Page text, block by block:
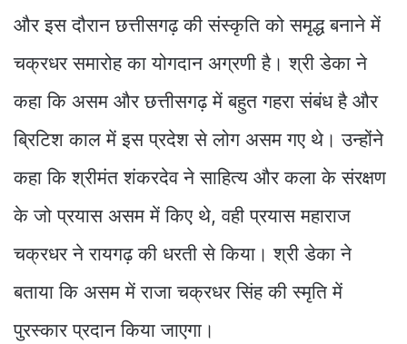
और इस दौरान छत्तीसगढ़ की संस्कृति को समृद्ध बनाने में
चक्रधर समारोह का योगदान अग्रणी है। श्री डेका ने
कहा कि असम और छत्तीसगढ़ में बहुत गहरा संबंध है और
ब्रिटिश काल में इस प्रदेश से लोग असम गए थे। उन्होंने
कहा कि श्रीमंत शंकरदेव ने साहित्य और कला के संरक्षण
के जो प्रयास असम में किए थे, वही प्रयास महाराज
चक्रधर ने रायगढ़ की धरती से किया। श्री डेका ने
बताया कि असम में राजा चक्रधर सिंह की स्मृति में
पुरस्कार प्रदान किया जाएगा।